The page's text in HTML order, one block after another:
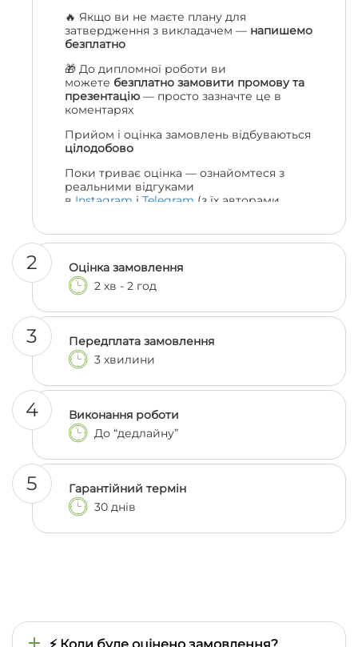
🔥 Якщо ви не маєте плану для
затвердження з викладачем — напишемо
безплатно
🎁 До дипломної роботи ви
можете безплатно замовити промову та
презентацію — просто зазначте це в
коментарях
Прийом і оцінка замовлень відбуваються
цілодобово
Поки триває оцінка — ознайомтеся з
реальними відгуками
в Instagram і Telegram (з їх авторами
2
Оцінка замовлення
2 хв - 2 год
3
Передплата замовлення
3 хвилини
4
Виконання роботи
До “дедлайну”
5
Гарантійний термін
30 днів